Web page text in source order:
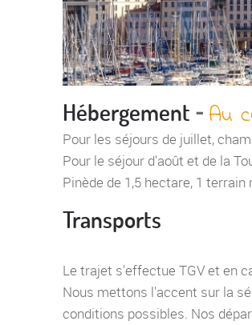
Hébergement - Au
Pour les séjours de juillet,
Pour le séjour d'août et de la
Pinède de 1,5 hectare, 1
Transports
Le trajet s'effectue TGV et en
Nous mettons l'accent sur la
conditions possibles. Nos